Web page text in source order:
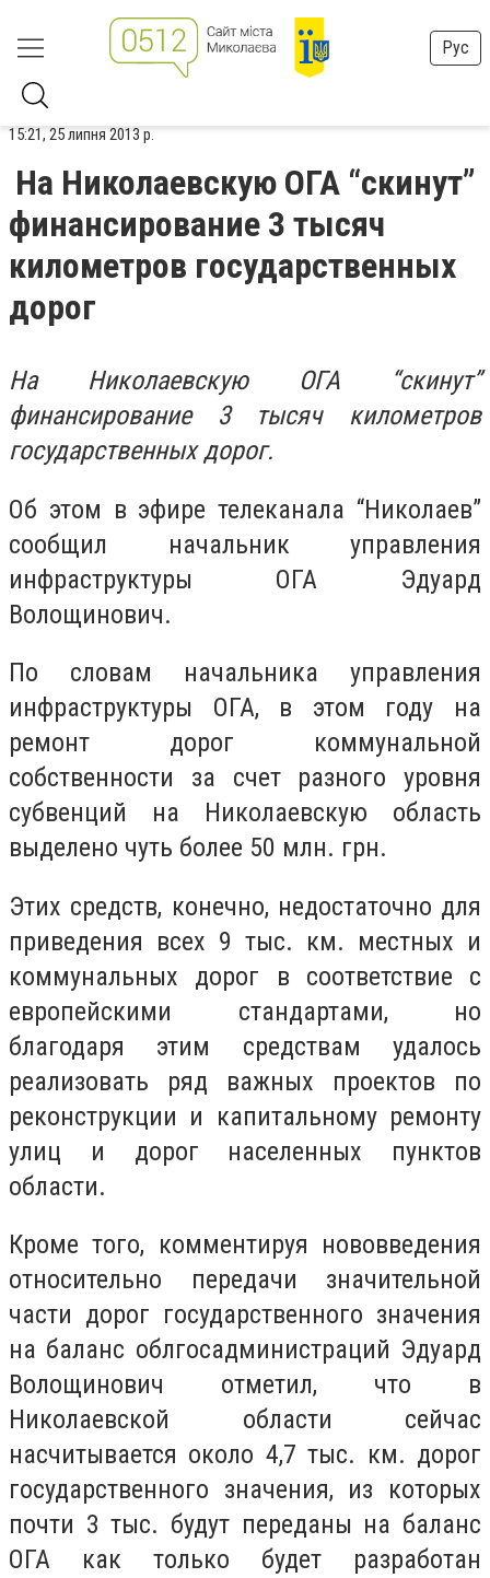
Рус
15:21, 25 липня 2013 р.
На Николаевскую ОГА “скинут”
финансирование 3 тысяч
километров государственных
дорог
На Николаевскую ОГА “скинут”
финансирование 3 тысяч километров
государственных дорог.
Об этом в эфире телеканала “Николаев”
сообщил начальник управления
инфраструктуры ОГА Эдуард
Волощинович.
По словам начальника управления
инфраструктуры ОГА, в этом году на
ремонт дорог коммунальной
собственности за счет разного уровня
субвенций на Николаевскую область
выделено чуть более 50 млн. грн.
Этих средств, конечно, недостаточно для
приведения всех 9 тыс. км. местных и
коммунальных дорог в соответствие с
европейскими стандартами, но
благодаря этим средствам удалось
реализовать ряд важных проектов по
реконструкции и капитальному ремонту
улиц и дорог населенных пунктов
области.
Кроме того, комментируя нововведения
относительно передачи значительной
части дорог государственного значения
на баланс облгосадминистраций Эдуард
Волощинович отметил, что в
Николаевской области сейчас
насчитывается около 4,7 тыс. км. дорог
государственного значения, из которых
почти 3 тыс. будут переданы на баланс
ОГА как только будет разработан